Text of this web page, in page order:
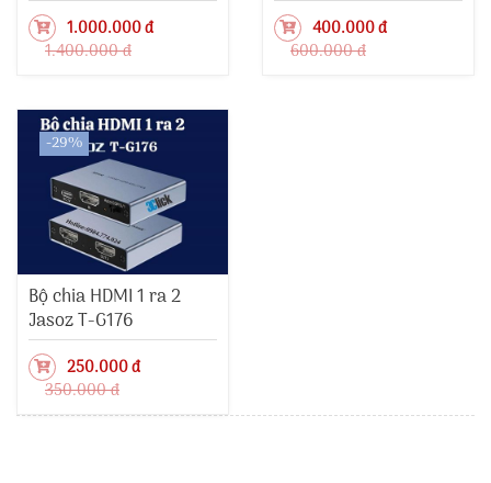
1.000.000 đ
1.400.000 đ
400.000 đ
600.000 đ
-29%
Bộ chia HDMI 1 ra 2
Jasoz T-G176
250.000 đ
350.000 đ